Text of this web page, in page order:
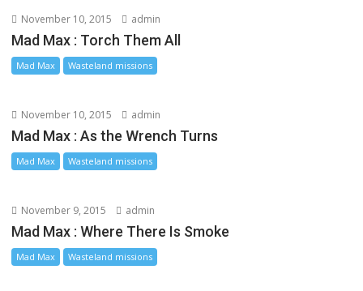
November 10, 2015 admin
Mad Max : Torch Them All
Mad Max Wasteland missions
November 10, 2015 admin
Mad Max : As the Wrench Turns
Mad Max Wasteland missions
November 9, 2015 admin
Mad Max : Where There Is Smoke
Mad Max Wasteland missions